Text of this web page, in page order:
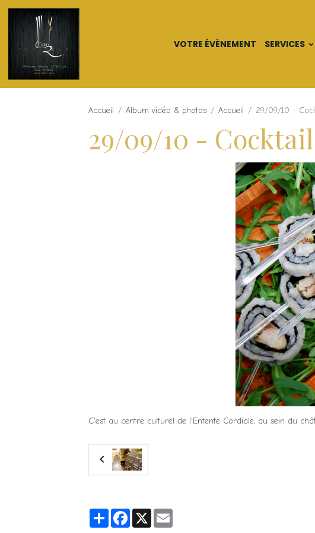
VOTRE ÉVÈNEMENT SERVICES
Accueil Album vidéo & photos Accueil 29/09/10 -
29/09/10 -
C'est au centre culturel de l'Entente Cordiale, au sein du
PartagerFacebook
X